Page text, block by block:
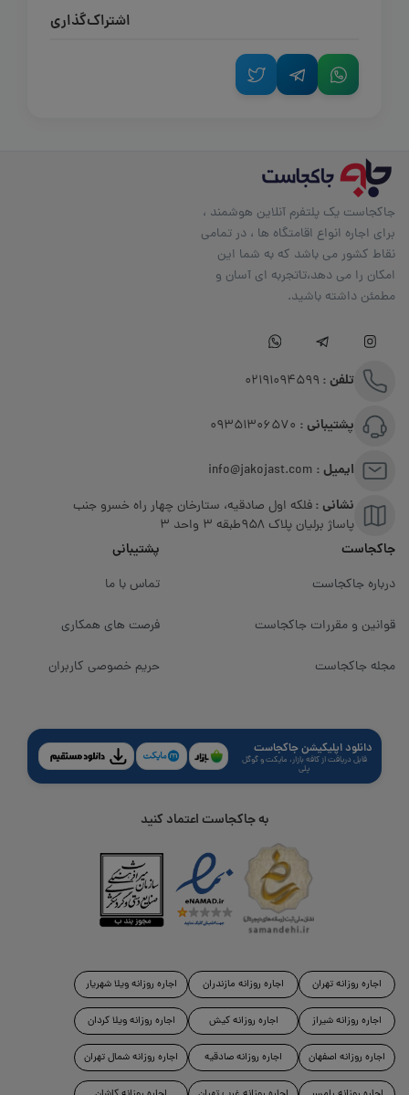
اشتراک‌گذاری
جاکجاست یک پلتفرم آنلاین هوشمند ،
برای اجاره انواع اقامتگاه ها ، در تمامی
نقاط کشور می باشد که به شما این
امکان را می دهد،تاتجربه ای آسان و
مطمئن داشته باشید.
تلفن : 02191094599
پشتیبانی :
ایمیل :
نشانی :فلکه اول صادقیه، ستارخان چهار راه خسرو جنب
پاساژ برلیان پلاک ۹۵۸طبقه 3 واحد 3
جاکجاست
درباره جاکجاست
قوانین و مقررات جاکجاست
مجله جاکجاست
پشتیبانی
تماس با ما
فرصت های همکاری
حریم خصوصی کاربران
دانلود اپلیکیشن جاکجاست
قابل دریافت از کافه بازار، مایکت و گوگل
پلی
به جاکجاست اعتماد کنید
اجاره روزانه تهران
اجاره روزانه شیراز
اجاره روزانه اصفهان
اجاره روزانه مازندران
اجاره روزانه کیش
اجاره روزانه صادقیه
اجاره روزانه ویلا شهریار
اجاره روزانه ویلا کردان
اجاره روزانه شمال تهران